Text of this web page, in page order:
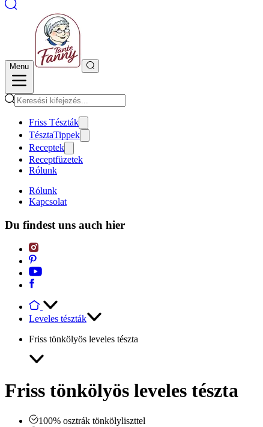
Menu
Friss Tészták
TésztaTippek
Receptek
Receptfüzetek
Rólunk
Rólunk
Kapcsolat
Du findest uns auch hier
Leveles tészták
Friss tönkölyös leveles tészta
Friss tönkölyös leveles tészta
100% osztrák tönkölyliszttel